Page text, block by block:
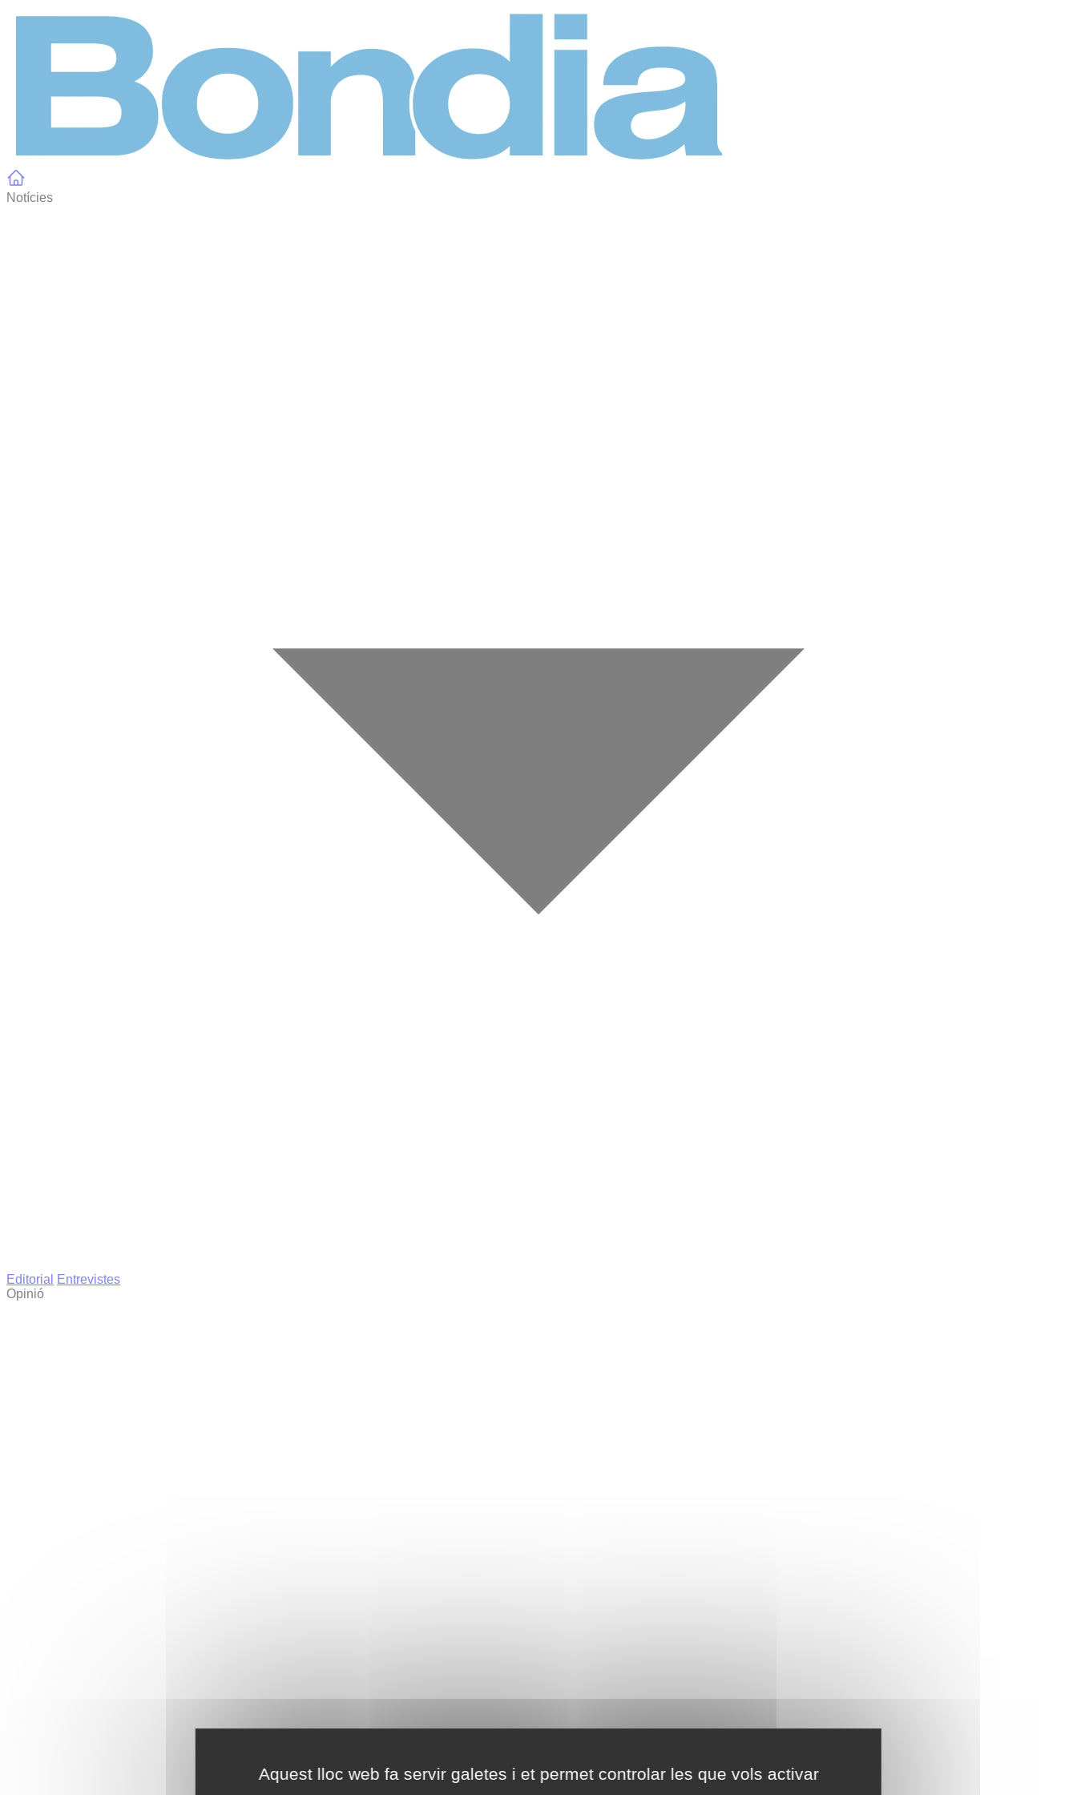
Aquest lloc web fa servir galetes i et permet controlar les que vols activar
Notícies
Editorial
Entrevistes
Opinió